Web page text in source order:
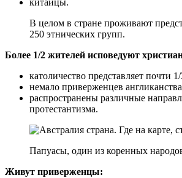
китайцы.
В целом в стране проживают
250 этнических групп.
Более 1/2 жителей исповедуют
католичество представляет почти
немало приверженцев
распространены различные
протестантизма.
Папуасы, один из коренных
Живут приверженцы: